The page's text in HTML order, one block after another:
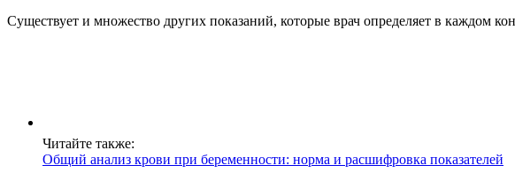
Существует и множество других показаний, которые врач определяет в каждом
Читайте также:
Общий анализ крови при беременности: норма и расшифровка показателей